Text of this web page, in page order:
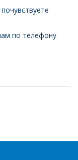
по телефону